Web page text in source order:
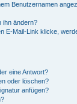
Benutzernamen
ihn ändern?
E-Mail-Link klicke,
eine Antwort?
oder löschen?
anfügen?